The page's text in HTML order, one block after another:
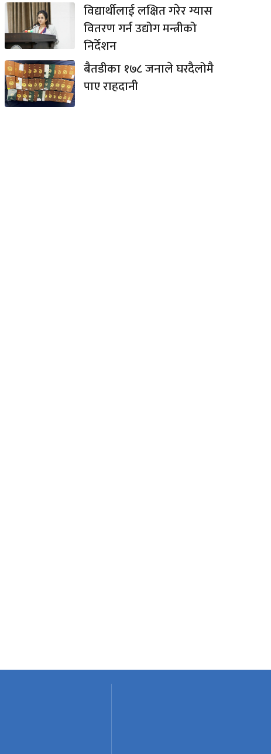
विद्यार्थीलाई लक्षित गरेर ग्यास
वितरण गर्न उद्योग मन्त्रीको
निर्देशन
बैतडीका १७८ जनाले घरदैलोमै
पाए राहदानी